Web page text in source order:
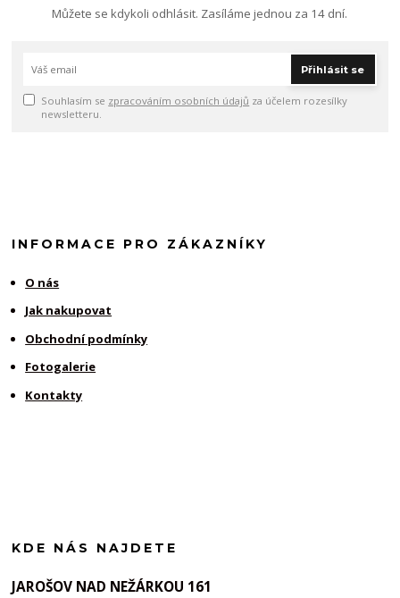
Můžete se kdykoli odhlásit. Zasíláme jednou za 14 dní.
Přihlásit se
Souhlasím se zpracováním osobních údajů za účelem rozesílky
newsletteru.
INFORMACE PRO ZÁKAZNÍKY
O nás
Jak nakupovat
Obchodní podmínky
Fotogalerie
Kontakty
KDE NÁS NAJDETE
JAROŠOV NAD NEŽÁRKOU 161